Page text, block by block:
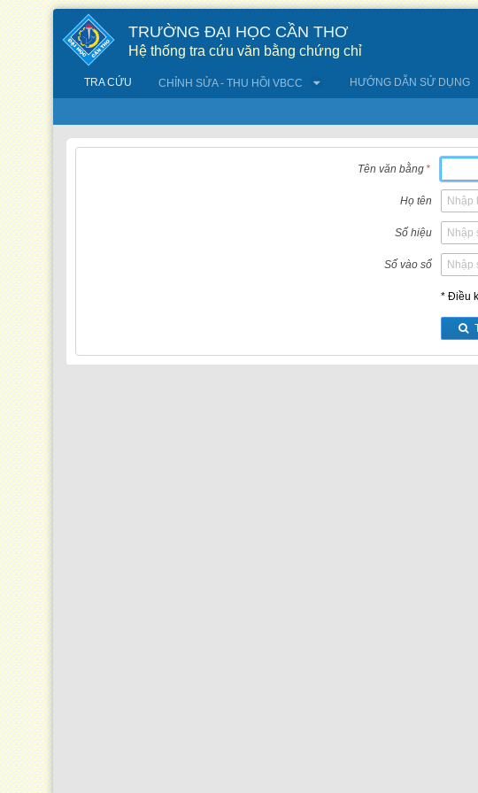
Truy cập nội dung luôn
TRƯỜNG ĐẠI HỌC CẦN THƠ
Hệ thống tra cứu văn bằng chứng chỉ
Tra cứu văn bằng chứng chỉ
TRA CỨU CHỈNH SỬA - THU HỒI VBCC HƯỚNG DẪN SỬ DỤNG
Tên văn bằng*
Họ tên
Số hiệu
Số vào sổ
* Điều
